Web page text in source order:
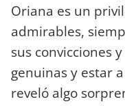
Oriana es un
admirables,
sus convicciones
genuinas y estar
reveló algo